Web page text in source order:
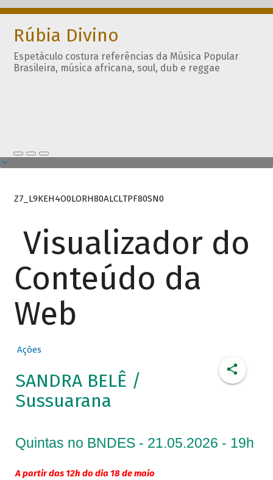
Rúbia Divino
Espetáculo costura referências da Música Popular
Brasileira, música africana, soul, dub e reggae
Z7_L9KEH4O0LORH80ALCLTPF80SN0
Visualizador do
Conteúdo da
Web
Ações
SANDRA BELÊ /
Sussuarana
Quintas no BNDES - 21.05.2026 - 19h
A partir das 12h do dia 18 de maio